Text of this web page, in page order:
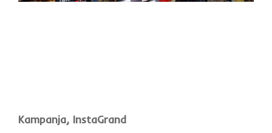
Kampanja, InstaGrand